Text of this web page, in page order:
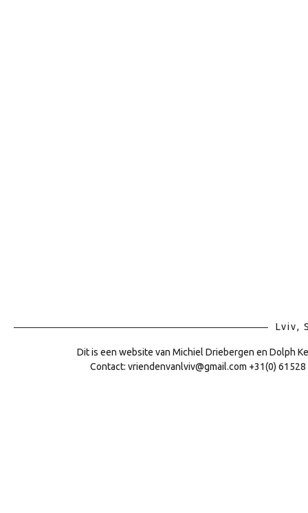
Lviv,
Dit is een website van Michiel Driebergen en Dolph
Contact: vriendenvanlviv@gmail.com +31(0)